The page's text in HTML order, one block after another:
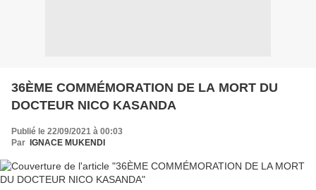
36ÈME COMMÉMORATION DE LA MORT DU
DOCTEUR NICO KASANDA
Publié le 22/09/2021 à 00:03
Par IGNACE MUKENDI